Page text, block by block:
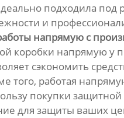
подходила под
и
напрямую с
коробки напрямую у
сэкономить
того, работая
покупки
для защиты ваших